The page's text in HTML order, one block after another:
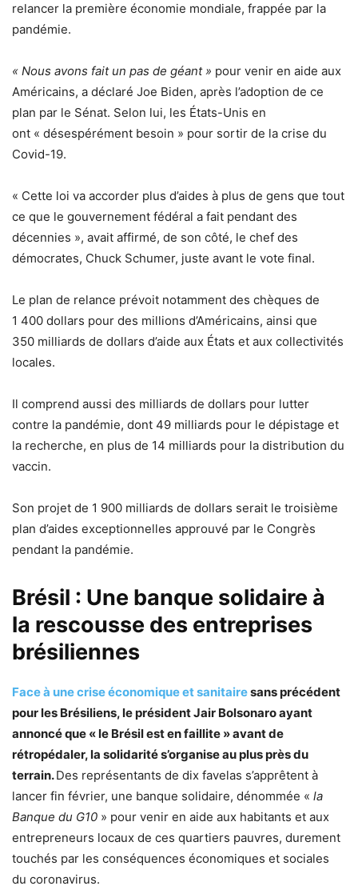
relancer la première économie mondiale, frappée par la
pandémie.
« Nous avons fait un pas de géant » pour venir en aide aux
Américains, a déclaré Joe Biden, après l’adoption de ce
plan par le Sénat. Selon lui, les États-Unis en
ont « désespérément besoin » pour sortir de la crise du
Covid-19.
« Cette loi va accorder plus d’aides à plus de gens que tout
ce que le gouvernement fédéral a fait pendant des
décennies », avait affirmé, de son côté, le chef des
démocrates, Chuck Schumer, juste avant le vote final.
Le plan de relance prévoit notamment des chèques de
1 400 dollars pour des millions d’Américains, ainsi que
350 milliards de dollars d’aide aux États et aux collectivités
locales.
Il comprend aussi des milliards de dollars pour lutter
contre la pandémie, dont 49 milliards pour le dépistage et
la recherche, en plus de 14 milliards pour la distribution du
vaccin.
Son projet de 1 900 milliards de dollars serait le troisième
plan d’aides exceptionnelles approuvé par le Congrès
pendant la pandémie.
Brésil : Une banque solidaire à
la rescousse des entreprises
brésiliennes
Face à une crise économique et sanitairesans précédent
pour les Brésiliens, le président Jair Bolsonaro ayant
annoncé que « le Brésil est en faillite » avant de
rétropédaler, la solidarité s’organise au plus près du
terrain.Des représentants de dix favelas s’apprêtent à
lancer fin février, une banque solidaire, dénommée « la
Banque du G10 » pour venir en aide aux habitants et aux
entrepreneurs locaux de ces quartiers pauvres, durement
touchés par les conséquences économiques et sociales
du coronavirus.